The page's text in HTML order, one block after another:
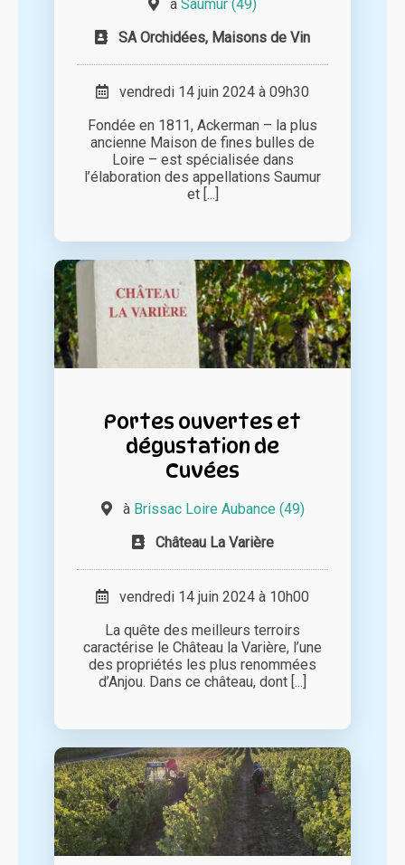
à Saumur (49)
SA Orchidées, Maisons de Vin
vendredi 14 juin 2024 à 09h30
Fondée en 1811, Ackerman – la plus
ancienne Maison de fines bulles de
Loire – est spécialisée dans
l’élaboration des appellations Saumur
et [...]
Portes ouvertes et
dégustation de
Cuvées
à Brissac Loire Aubance (49)
Château La Varière
vendredi 14 juin 2024 à 10h00
La quête des meilleurs terroirs
caractérise le Château la Varière, l’une
des propriétés les plus renommées
d’Anjou. Dans ce château, dont [...]